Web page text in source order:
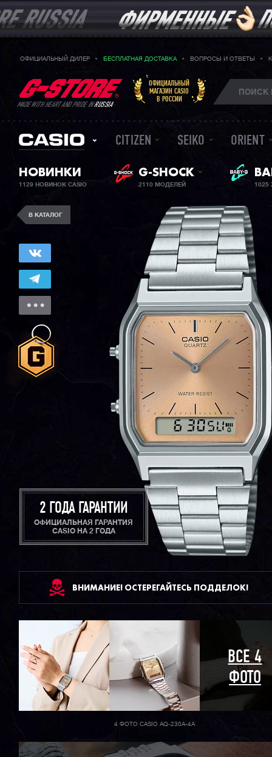
ОФИЦИАЛЬНЫЙ ДИЛЕР БЕСПЛАТНАЯ ДОСТАВКА ВОПРОСЫ И ОТВЕТЫ
MADE WITH HEART AND PRIDE INRUSSIA
ОФИЦИАЛЬНЫЙ
МАГАЗИН CASIO
В РОССИИ
CITIZEN SEIKO ORIENT
НОВИНКИ
1129 НОВИНОК CASIO
G-SHOCK
2110 МОДЕЛЕЙ
В КАТАЛОГ
2 ГОДА ГАРАНТИИ
ОФИЦИАЛЬНАЯ ГАРАНТИЯ
CASIO НА 2 ГОДА
ВНИМАНИЕ! ОСТЕРЕГАЙТЕСЬ ПОДДЕЛОК!
ВСЕ 4
ФОТО
4 ФОТО CASIO AQ-230A-4A